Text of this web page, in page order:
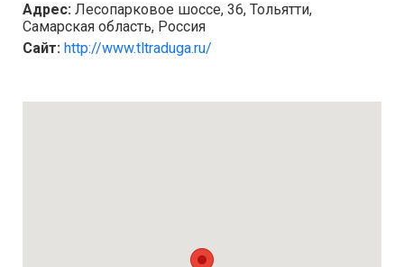
Адрес: Лесопарковое шоссе, 36, Тольятти,
Самарская область, Россия
Сайт: http://www.tltraduga.ru/